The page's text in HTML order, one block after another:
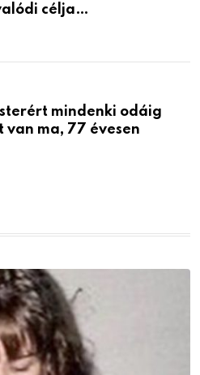
célja…
mindenki odáig
van ma, 77 évesen